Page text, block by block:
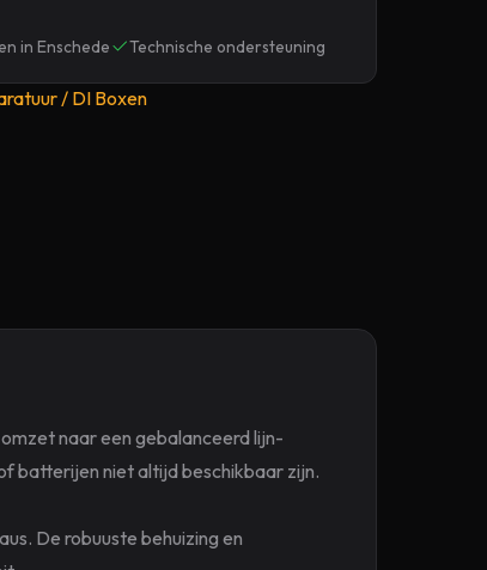
in Enschede Technische ondersteuning
/ DI Boxen
naar een gebalanceerd lijn-
batterijen niet altijd beschikbaar zijn.
De robuuste behuizing en